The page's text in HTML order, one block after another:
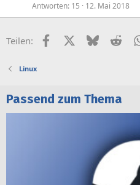
Antworten 15 12. Mai 2018
Teilen: FacebookX (Twitter)
Bluesky
Linux
Passend zum Thema